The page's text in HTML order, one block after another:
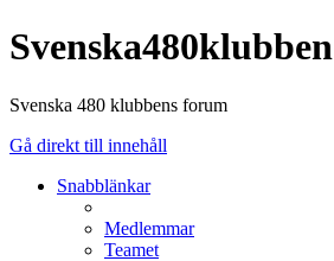
Svenska480klubben
Svenska 480 klubbens forum
Gå direkt till innehåll
Snabblänkar
Medlemmar
Teamet